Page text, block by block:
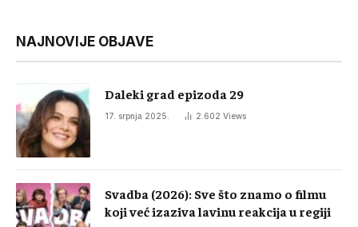
NAJNOVIJE OBJAVE
Daleki grad epizoda 29
17. srpnja 2025. 2.602 Views
Svadba (2026): Sve što znamo o filmu
koji već izaziva lavinu reakcija u regiji